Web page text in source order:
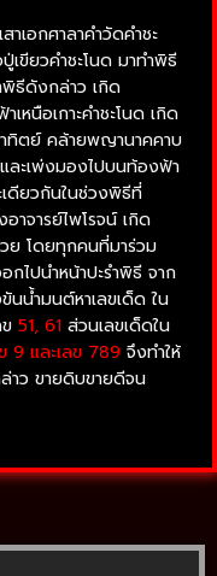
าเอกศาลาคำวัดคำชะ
ขียวคำชะโนด มาทำพิธี
ธีดังกล่าว เกิด
หนือเกาะคำชะโนด เกิด
ทิตย์ คล้ายพญานาคคาบ
ละเพ่งมองไปบนท้องฟ้า
ดียวกันในช่วงพิธีที่
าจารย์ไพโรจน์ เกิด
ย โดยทุกคนที่มาร่วม
กไปนำหน้าปะรำพิธี จาก
น้ำมนต์หาเลขเด็ด ใน
51, 61 ส่วนเลขเด็ดใน
9 และเลข 789 จึงทำให้
าว ขายดิบขายดีจน